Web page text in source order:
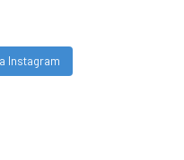
Instagram